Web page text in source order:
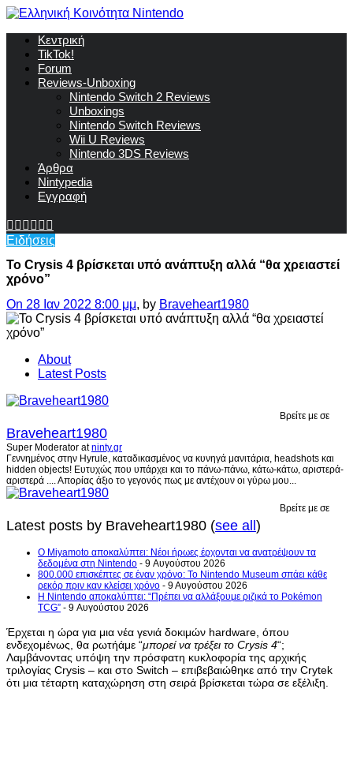
Κεντρική
TikTok!
Forum
Reviews-Unboxing
Nintendo Switch 2 Reviews
Unboxings
Nintendo Switch Reviews
Wii U Reviews
Nintendo 3DS Reviews
Άρθρα
Nintypedia
Εγγραφή
Ειδήσεις
Το Crysis 4 βρίσκεται υπό ανάπτυξη αλλά “θα χρειαστεί
χρόνο”
On 28 Ιαν 2022 8:00 μμ, by Braveheart1980
About
Latest Posts
Βρείτε με σε
Braveheart1980
Super Moderator atninty.gr
Γεννημένος στην Hyrule, καταδικασμένος να κυνηγά μανιτάρια, headshots και
hidden objects! Ευτυχώς που υπάρχει και το πάνω-πάνω, κάτω-κάτω, αριστερά-
αριστερά .... Απορίας άξιο το γεγονός πως με αντέχουν οι γύρω μου...
Βρείτε με σε
Latest posts by Braveheart1980 (see all)
Ο Miyamoto αποκαλύπτει: Νέοι ήρωες έρχονται να ανατρέψουν τα
δεδομένα στη Nintendo - 9 Αυγούστου 2026
800.000 επισκέπτες σε έναν χρόνο: Το Nintendo Museum σπάει κάθε
ρεκόρ πριν καν κλείσει χρόνο - 9 Αυγούστου 2026
Η Nintendo αποκαλύπτει: “Πρέπει να αλλάξουμε ριζικά το Pokémon
TCG” - 9 Αυγούστου 2026
Έρχεται η ώρα για μια νέα γενιά δοκιμών hardware, όπου
ενδεχομένως, θα ρωτήάμε “μπορεί να τρέξει το Crysis 4“;
Λαμβάνοντας υπόψη την πρόσφατη κυκλοφορία της αρχικής
τριλογίας Crysis – και στο Switch – επιβεβαιώθηκε από την Crytek
ότι μια τέταρτη καταχώρηση στη σειρά βρίσκεται τώρα σε εξέλιξη.